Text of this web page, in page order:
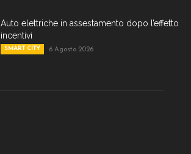
Auto elettriche in assestamento dopo l’effetto
incentivi
SMART CITY 6 Agosto 2026